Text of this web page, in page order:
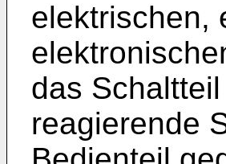
elektrischen,
das
reagierende